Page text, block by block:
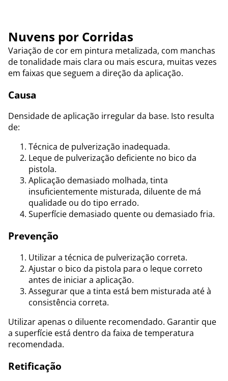
Nuvens por Corridas
Variação de cor em pintura metalizada, com manchas
de tonalidade mais clara ou mais escura, muitas vezes
em faixas que seguem a direção da aplicação.
Causa
Densidade de aplicação irregular da base. Isto resulta
de:
Técnica de pulverização inadequada.
Leque de pulverização deficiente no bico da
pistola.
Aplicação demasiado molhada, tinta
insuficientemente misturada, diluente de má
qualidade ou do tipo errado.
Superfície demasiado quente ou demasiado fria.
Prevenção
Utilizar a técnica de pulverização correta.
Ajustar o bico da pistola para o leque correto
antes de iniciar a aplicação.
Assegurar que a tinta está bem misturada até à
consistência correta.
Utilizar apenas o diluente recomendado. Garantir que
a superfície está dentro da faixa de temperatura
recomendada.
Retificação